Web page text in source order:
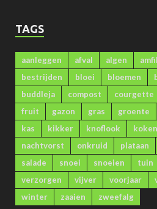
TAGS
aanleggen afval algen
bestrijden
bloei bloemen
buddleja
compost courgette
fruit
gazon gras groente
kas
kikker knoflook koken
nachtvorst
onkruid plataan
salade
snoei snoeien tuin
verzorgen
vijver voorjaar
winter
zaaien zweefalg